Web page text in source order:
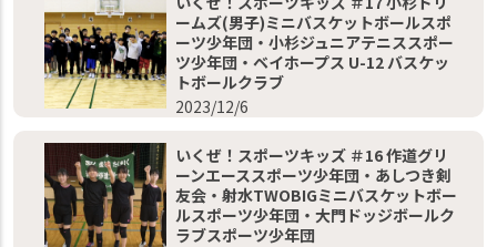
ームズ(男子)ミニバスケットボールスポ
ーツ少年団・小杉ジュニアテニススポー
ツ少年団・ベイホープス U-12 バスケッ
トボールクラブ
2023/12/6
いくぜ！スポーツキッズ ＃16 作道グリ
ーンエーススポーツ少年団・あしつき剣
友会・射水TWOBIGミニバスケットボー
ルスポーツ少年団・大門ドッジボールク
ラブスポーツ少年団